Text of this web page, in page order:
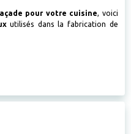
pour votre cuisine, voici
utilisés dans la fabrication de